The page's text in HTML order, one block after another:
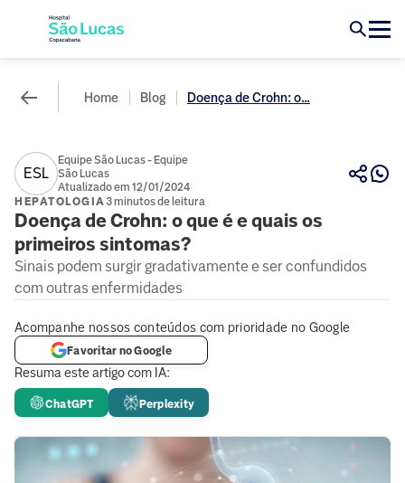
Home Blog Doença de Crohn: o...
ESL
Equipe São Lucas - Equipe
São Lucas
Atualizado em 12/01/2024
HEPATOLOGIA3 minutos de leitura
Doença de Crohn: o que é e quais os
primeiros sintomas?
Sinais podem surgir gradativamente e ser confundidos
com outras enfermidades
Resuma este artigo com IA:
ChatGPT Perplexity
Acompanhe nossos conteúdos com prioridade no Google
Favoritar no Google